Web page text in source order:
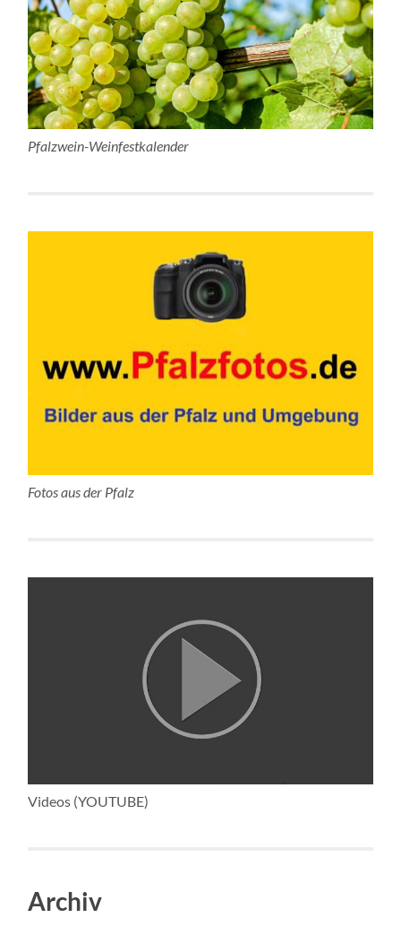
Pfalzwein-Weinfestkalender
Fotos aus der Pfalz
Videos (YOUTUBE)
Archiv